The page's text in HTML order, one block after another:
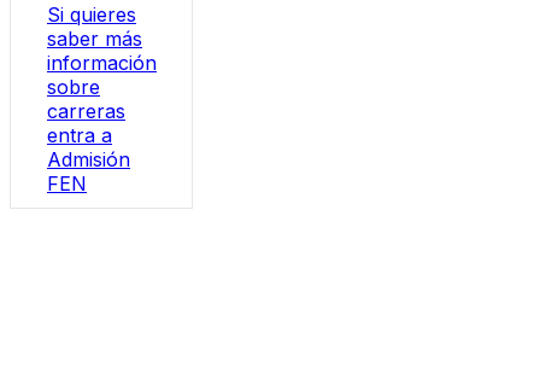
Si quieres
saber más
información
sobre
carreras
entra a
Admisión
FEN